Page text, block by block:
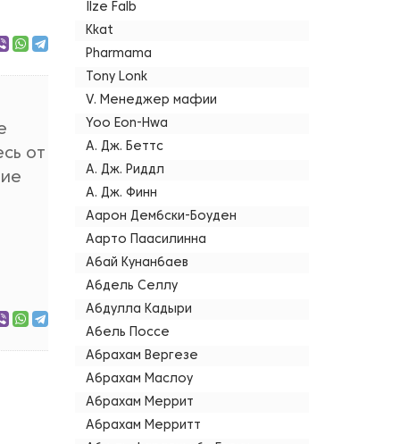
от
Ilze Falb
Kkat
Pharmama
Tony Lonk
V. Менеджер мафии
Yoo Eon-Hwa
А. Дж. Беттс
А. Дж. Риддл
А. Дж. Финн
Аарон Дембски-Боуден
Аарто Паасилинна
Абай Кунанбаев
Абдель Селлу
Абдулла Кадыри
Абель Поссе
Абрахам Вергезе
Абрахам Маслоу
Абрахам Меррит
Абрахам Мерритт